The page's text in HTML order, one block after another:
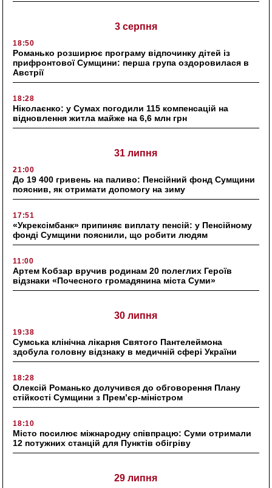
3 серпня
18:50
Романько розширює програму відпочинку дітей із
прифронтової Сумщини: перша група оздоровилася в
Австрії
18:28
Ніколаєнко: у Сумах погодили 115 компенсацій на
відновлення житла майже на 6,6 млн грн
31 липня
21:00
До 19 400 гривень на паливо: Пенсійний фонд Сумщини
пояснив, як отримати допомогу на зиму
17:51
«Укрексімбанк» припиняє виплату пенсій: у Пенсійному
фонді Сумщини пояснили, що робити людям
11:00
Артем Кобзар вручив родинам 20 полеглих Героїв
відзнаки «Почесного громадянина міста Суми»
30 липня
19:38
Сумська клінічна лікарня Святого Пантелеймона
здобула головну відзнаку в медичній сфері України
18:28
Олексій Романько долучився до обговорення Плану
стійкості Сумщини з Прем’єр-міністром
18:10
Місто посилює міжнародну співпрацю: Суми отримали
12 потужних станцій для Пунктів обігріву
29 липня